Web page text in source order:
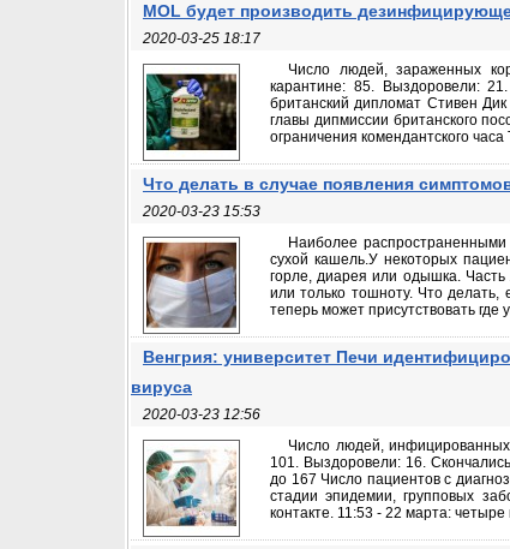
MOL будет производить
2020-03-25 18:17
Число людей, зараженных
карантине: 85. Выздоровели:
британский дипломат Стивен
главы дипмиссии британского
ограничения комендантского
Что делать в случае появления
2020-03-23 15:53
Наиболее
сухой кашель.У некоторых
горле, диарея или одышка.
или только тошноту. Что делать,
теперь может присутствовать где
Венгрия: университет Печи
вируса
2020-03-23 12:56
Число людей,
101. Выздоровели: 16.
до 167 Число пациентов с
стадии эпидемии, групповых
контакте. 11:53 - 22 марта: